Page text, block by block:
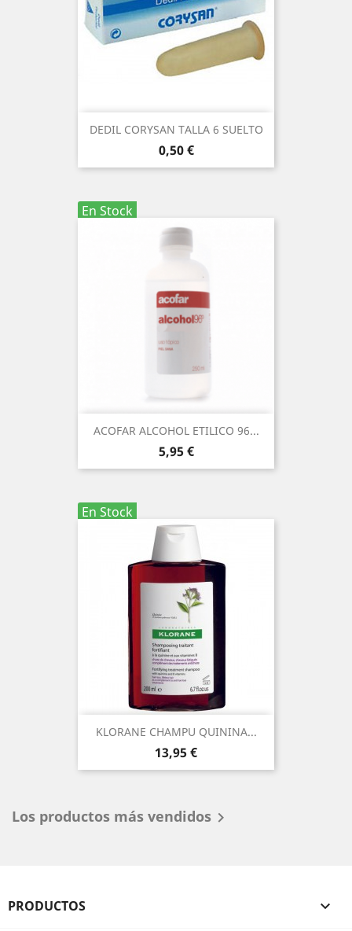
DEDIL CORYSAN TALLA 6 SUELTO
Precio
0,50 €
En Stock
ACOFAR ALCOHOL ETILICO 96...
Precio
5,95 €
En Stock
KLORANE CHAMPU QUININA...
Precio
13,95 €
Los productos más vendidos 
PRODUCTOS 